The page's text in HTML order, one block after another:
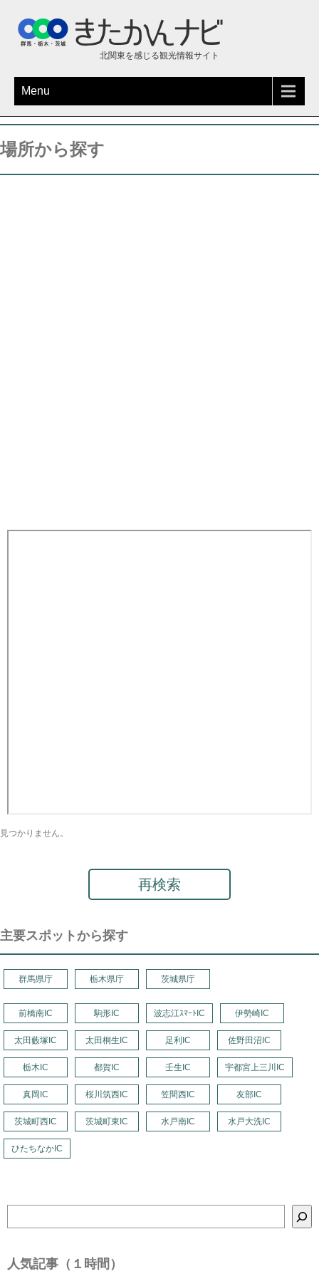
北関東を感じる観光情報サイト
Menu
場所から探す
見つかりません。
再検索
主要スポットから探す
群馬県庁 栃木県庁 茨城県庁
前橋南IC 駒形IC 波志江ｽﾏｰﾄIC 伊勢崎IC
太田藪塚IC 太田桐生IC 足利IC 佐野田沼IC
栃木IC 都賀IC 壬生IC 宇都宮上三川IC
真岡IC 桜川筑西IC 笠間西IC 友部IC
茨城町西IC 茨城町東IC 水戸南IC 水戸大洗IC
ひたちなかIC
索
人気記事（１時間）